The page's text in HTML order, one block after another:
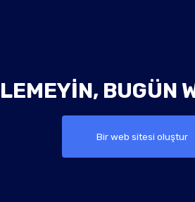
BUGÜN
Bir web sitesi oluştur